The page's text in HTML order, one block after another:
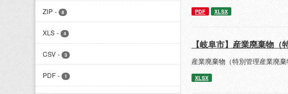
ZIP - 8
XLS - 4
CSV - 3
PDF - 1
PDF XLSX
【岐阜市】産業廃棄物
産業廃棄物（特別管理産業廃
XLSX